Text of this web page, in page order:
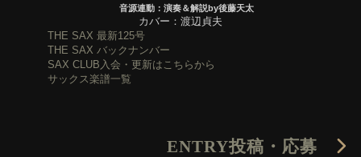
音源連動：演奏＆解説by後藤天太
カバー：渡辺貞夫
THE SAX 最新125号
THE SAX バックナンバー
SAX CLUB入会・更新はこちらから
サックス楽譜一覧
ENTRY投稿・応募